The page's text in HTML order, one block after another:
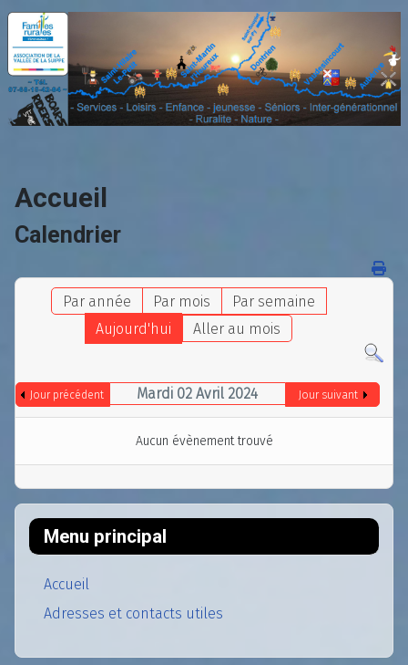
Accueil
Calendrier
Par année Par mois
Par semaine
Aujourd'hui
Aller au mois
Jour précédent Mardi 02 Avril 2024 Jour suivant
Aucun évènement trouvé
Menu principal
Accueil
Adresses et contacts utiles